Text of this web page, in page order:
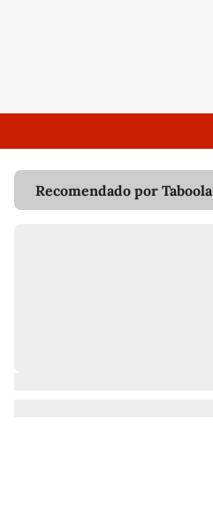
Recomendado por Taboola